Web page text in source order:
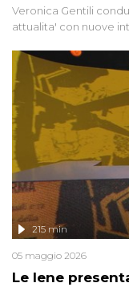
Veronica Gentili
attualita' con nuove
Le Iene
215 min
05 maggio 2026